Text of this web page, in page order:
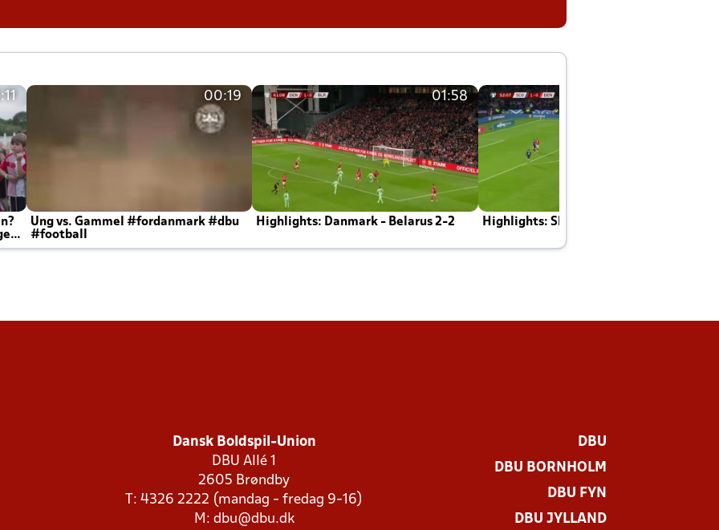
00:19
Ung vs. Gammel #fordanmark #dbu
#football
01:58
Highlights: Danmark - Belarus 2-2 Highlights: Skotland - Danmark 4-2
Dansk Boldspil-Union
DBU Allé 1
2605 Brøndby
T: 4326 2222 (mandag - fredag 9-16)
M: dbu@dbu.dk
DBU
DBU BORNHOLM
DBU FYN
DBU JYLLAND